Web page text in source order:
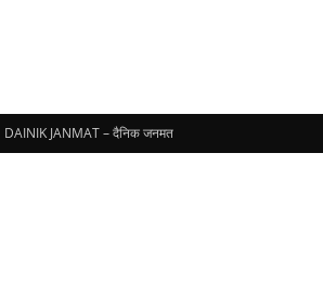
DAINIK JANMAT – दैनिक जनमत